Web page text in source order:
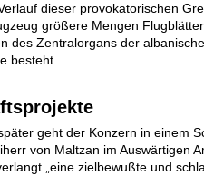
dieser provokatorischen
größere Mengen
des Zentralorgans der
besteht ...
geht der Konzern in einem
von Maltzan im Auswärtigen
„eine zielbewußte und